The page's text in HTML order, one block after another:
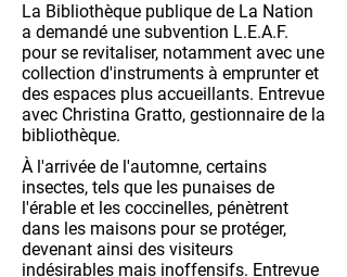
La Bibliothèque publique de La Nation
a demandé une subvention L.E.A.F.
pour se revitaliser, notamment avec une
collection d'instruments à emprunter et
des espaces plus accueillants. Entrevue
avec Christina Gratto, gestionnaire de la
bibliothèque.
À l'arrivée de l'automne, certains
insectes, tels que les punaises de
l'érable et les coccinelles, pénètrent
dans les maisons pour se protéger,
devenant ainsi des visiteurs
indésirables mais inoffensifs. Entrevue